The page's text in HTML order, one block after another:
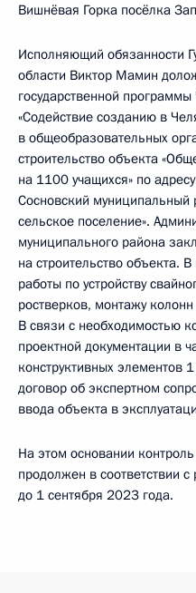
Вишнёвая Горка посёлка
Исполняющий обязанности
области Виктор Мамин
государственной
«Содействие созданию в
в общеобразовательных
строительство объекта
на 1100 учащихся» по
Сосновский муниципальный
сельское поселение».
муниципального района
на строительство объекта.
работы по устройству
ростверков, монтажу
В связи с необходимостью
проектной документации в
конструктивных элементов
договор об экспертном
ввода объекта в
На этом основании
продолжен в соответствии
до 1 сентября 2023 года.